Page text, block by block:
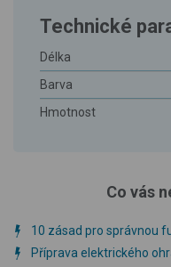
Technické
Délka
Barva
Hmotnost
Co vás
10 zásad pro správnou
Příprava elektrického